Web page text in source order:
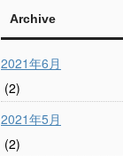
Archive
2021年6月
(2)
2021年5月
(2)